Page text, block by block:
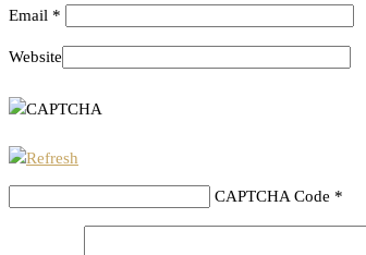
Email *
Website
CAPTCHA Code *